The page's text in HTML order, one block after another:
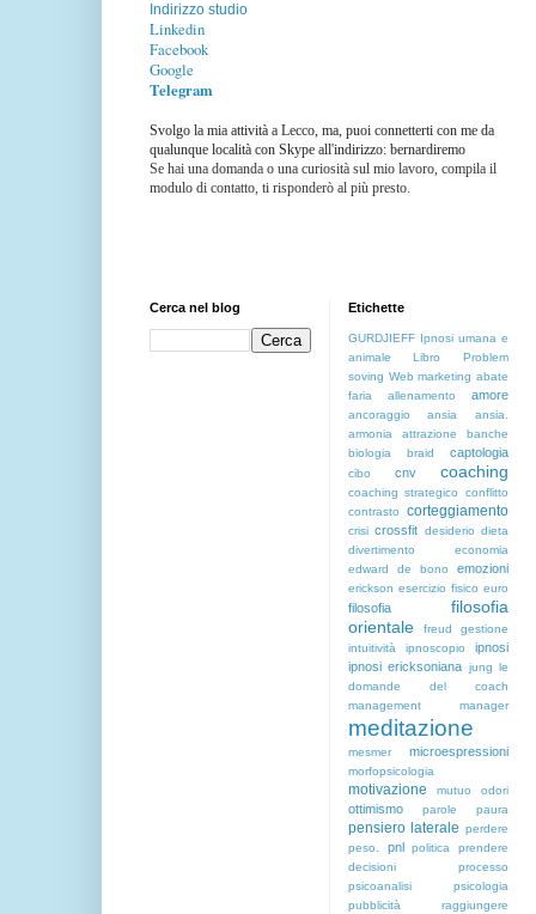
Indirizzo studio
Linkedin
Facebook
Google
Telegram
Svolgo la mia attività a Lecco, ma, puoi connetterti con me da
qualunque località con Skype all'indirizzo: bernardiremo
Se hai una domanda o una curiosità sul mio lavoro, compila il
modulo di contatto, ti risponderò al più presto.
Cerca nel blog Etichette
GURDJIEFF Ipnosi umana e
animale
Libro
Problem
soving Web marketing abate
faria
allenamento amore
ancoraggio ansia
ansia.
armonia
attrazione
banche
biologia
braid captologia
cibo cnv coaching
coaching strategico
conflitto
contrasto
corteggiamento
crisi crossfit desiderio dieta
divertimento
economia
edward de bono
emozioni
erickson esercizio fisico euro
filosofia
filosofia
orientale
freud
gestione
intuitività
ipnoscopio
ipnosi
ipnosi ericksoniana jung le
domande del coach
management
manager
meditazione
mesmer microespressioni
morfopsicologia
motivazione mutuo odori
ottimismo parole paura
pensiero laterale perdere
peso.
pnl politica
prendere
decisioni
processo
psicoanalisi
psicologia
pubblicità
raggiungere